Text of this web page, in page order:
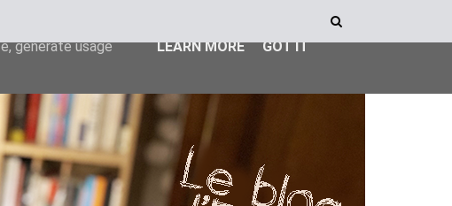
generate usage
LEARN MORE GOT IT